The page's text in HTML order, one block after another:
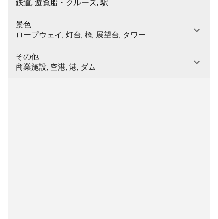
鉄道, 遊覧船・クルーズ, 駅
景色
ロープウェイ, 灯台, 橋, 展望台, タワー
その他
商業施設, 空港, 港, ダム